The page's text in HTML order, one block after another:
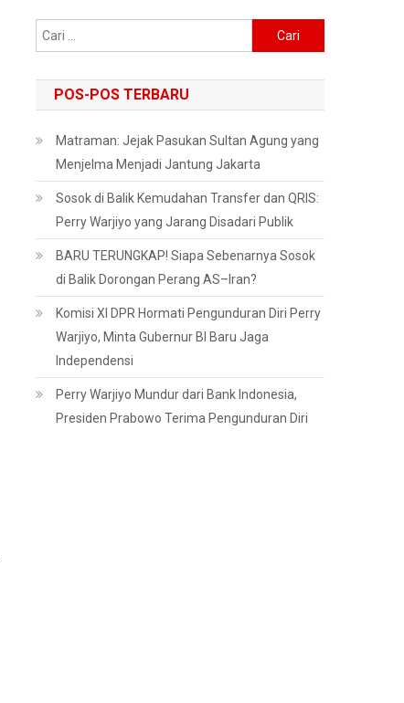
untuk:
POS-POS TERBARU
Matraman: Jejak Pasukan Sultan Agung yang
Menjelma Menjadi Jantung Jakarta
Sosok di Balik Kemudahan Transfer dan QRIS:
Perry Warjiyo yang Jarang Disadari Publik
BARU TERUNGKAP! Siapa Sebenarnya Sosok
di Balik Dorongan Perang AS–Iran?
Komisi XI DPR Hormati Pengunduran Diri Perry
Warjiyo, Minta Gubernur BI Baru Jaga
Independensi
Perry Warjiyo Mundur dari Bank Indonesia,
Presiden Prabowo Terima Pengunduran Diri